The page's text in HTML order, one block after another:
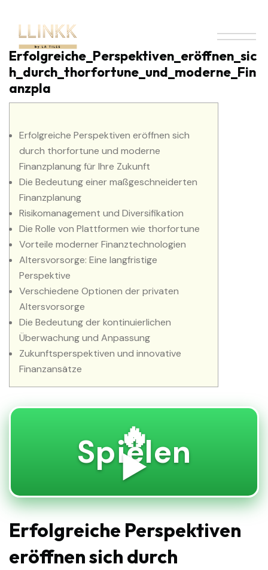
Erfolgreiche_Perspektiven_eröffnen_sic
h_durch_thorfortune_und_moderne_Fin
anzpla
Erfolgreiche Perspektiven eröffnen sich
durch thorfortune und moderne
Finanzplanung für Ihre Zukunft
Die Bedeutung einer maßgeschneiderten
Finanzplanung
Risikomanagement und Diversifikation
Die Rolle von Plattformen wie thorfortune
Vorteile moderner Finanztechnologien
Altersvorsorge: Eine langfristige
Perspektive
Verschiedene Optionen der privaten
Altersvorsorge
Die Bedeutung der kontinuierlichen
Überwachung und Anpassung
Zukunftsperspektiven und innovative
Finanzansätze
🔥
Spielen
▶️
Erfolgreiche Perspektiven
eröffnen sich durch